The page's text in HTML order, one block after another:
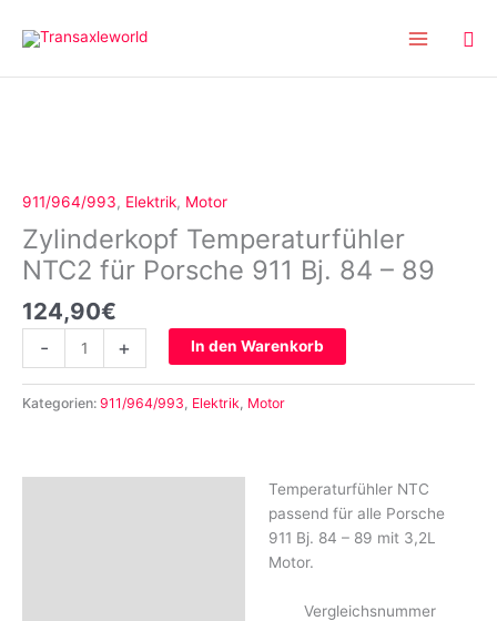
Inhalt
911/964/993, Elektrik, Motor
Zylinderkopf Temperaturfühler
NTC2 für Porsche 911 Bj. 84 – 89
124,90€
-
Porsche
911
Bj.
84
-
89
Menge
+ In den Warenkorb
Kategorien: 911/964/993 Elektrik Motor
Temperaturfühler NTC
passend für alle Porsche
911 Bj. 84 – 89 mit 3,2L
Motor.
Vergleichsnummer